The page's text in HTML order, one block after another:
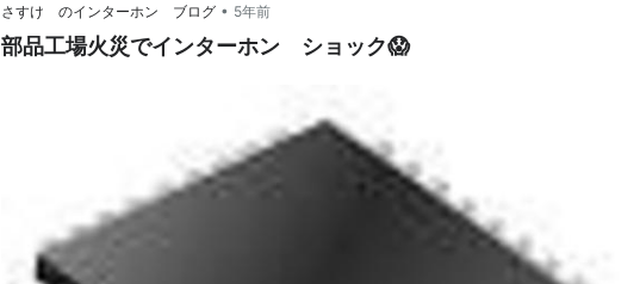
さすけ のインターホン ブログ • 5年前
部品工場火災でインターホン ショック😱